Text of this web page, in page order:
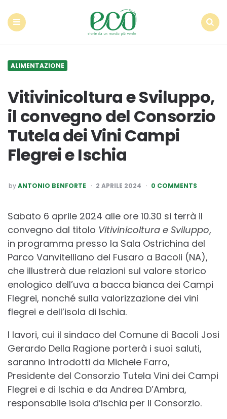
ALIMENTAZIONE
Vitivinicoltura e Sviluppo,
il convegno del Consorzio
Tutela dei Vini Campi
Flegrei e Ischia
POSTED
BY
byANTONIO BENFORTE 2 APRILE 2024 0 COMMENTS
Sabato 6 aprile 2024 alle ore 10.30 si terrà il
convegno dal titolo Vitivinicoltura e Sviluppo,
in programma presso la Sala Ostrichina del
Parco Vanvitelliano del Fusaro a Bacoli (NA),
che illustrerà due relazioni sul valore storico
enologico dell’uva a bacca bianca dei Campi
Flegrei, nonché sulla valorizzazione dei vini
flegrei e dell’isola di Ischia.
I lavori, cui il sindaco del Comune di Bacoli Josi
Gerardo Della Ragione porterà i suoi saluti,
saranno introdotti da Michele Farro,
Presidente del Consorzio Tutela Vini dei Campi
Flegrei e di Ischia e da Andrea D’Ambra,
responsabile isola d’Ischia per il Consorzio.